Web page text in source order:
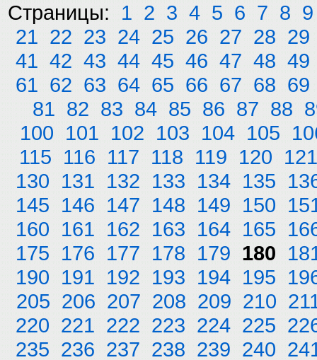
Страницы: 1 2 3 4 5 6 7 8 9
21 22 23 24 25 26 27 28 29
41 42 43 44 45 46 47 48 49
61 62 63 64 65 66 67 68 69
81 82 83 84 85 86 87 88
100 101 102 103 104 105
115 116 117 118 119 120 121
130 131 132 133 134 135
145 146 147 148 149 150
160 161 162 163 164 165
175 176 177 178 179 180
190 191 192 193 194 195
205 206 207 208 209 210
220 221 222 223 224 225
235 236 237 238 239 240